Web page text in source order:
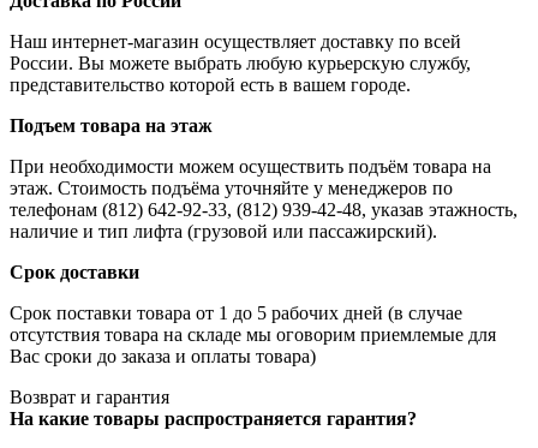
Наш интернет-магазин осуществляет доставку по всей
России. Вы можете выбрать любую курьерскую службу,
представительство которой есть в вашем городе.
Подъем товара на этаж
При необходимости можем осуществить подъём товара на
этаж. Стоимость подъёма уточняйте у менеджеров по
телефонам (812) 642-92-33, (812) 939-42-48, указав этажность,
наличие и тип лифта (грузовой или пассажирский).
Срок доставки
Срок поставки товара от 1 до 5 рабочих дней (в случае
отсутствия товара на складе мы оговорим приемлемые для
Вас сроки до заказа и оплаты товара)
Возврат и гарантия
На какие товары распространяется гарантия?